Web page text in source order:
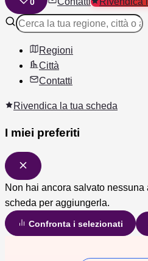
0
Regioni
Città
Contatti
Rivendica la tua scheda
I miei preferiti
Non hai ancora salvato
scheda per aggiungerla.
Confronta i selezionati